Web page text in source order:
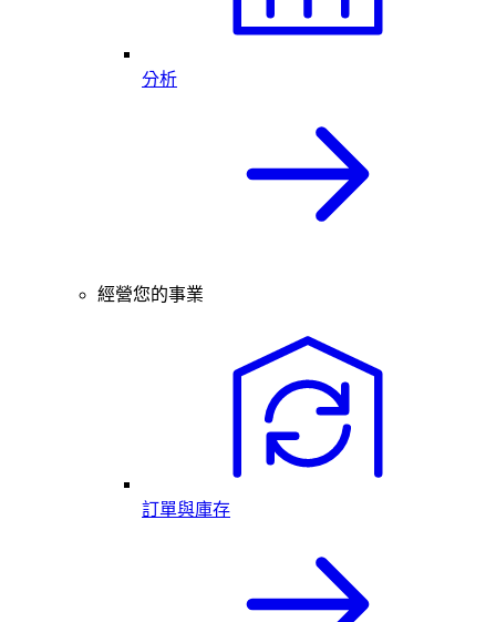
分析
經營您的事業
訂單與庫存